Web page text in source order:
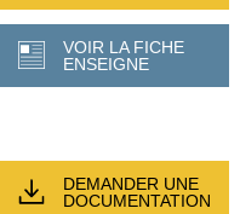
VOIR LA FICHE
ENSEIGNE
DEMANDER UNE
DOCUMENTATION